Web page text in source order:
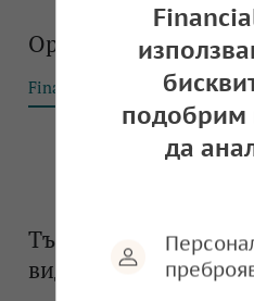
OpenAI откри
Financial Tribune
Тъмни облаци над
видео инструмент
подобрим
да